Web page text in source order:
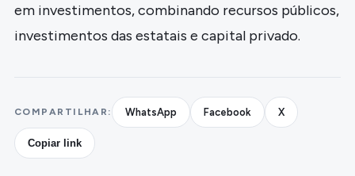
em investimentos, combinando recursos públicos,
investimentos das estatais e capital privado.
COMPARTILHAR: WhatsApp Facebook X
Copiar link